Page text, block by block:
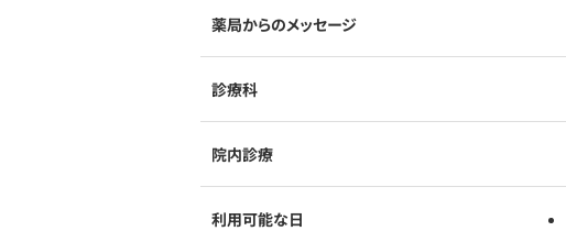
薬局からのメッセージ
診療科
院内診療
利用可能な日